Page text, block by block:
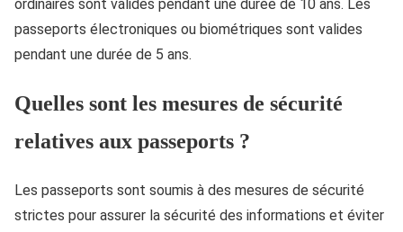
ordinaires sont valides pendant une durée de 10 ans. Les
passeports électroniques ou biométriques sont valides
pendant une durée de 5 ans.
Quelles sont les mesures de sécurité
relatives aux passeports ?
Les passeports sont soumis à des mesures de sécurité
strictes pour assurer la sécurité des informations et éviter